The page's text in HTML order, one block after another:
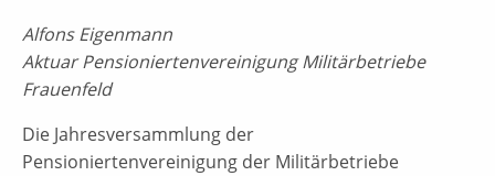
Alfons Eigenmann
Aktuar Pensioniertenvereinigung Militärbetriebe
Frauenfeld
Die Jahresversammlung der
Pensioniertenvereinigung der Militärbetriebe